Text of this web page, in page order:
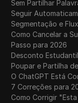
Sem Partilhar
Seguir
Segmentação e
Como Cancelar a
Passo para 2026
Desconto
Poupar e Partilha
O ChatGPT Está
7 Correções para
Como Corrigir